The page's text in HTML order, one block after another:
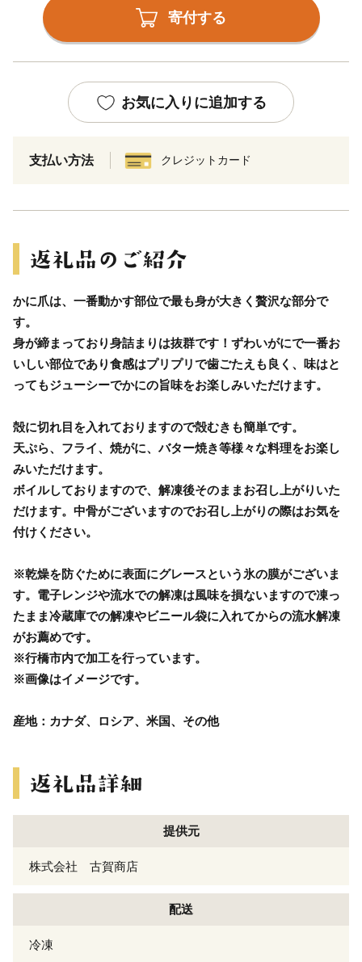
寄付する
お気に入りに追加する
支払い方法 クレジットカード
かに爪は、一番動かす部位で最も身が大きく贅沢な部分で
す。
身が締まっており身詰まりは抜群です！ずわいがにで一番お
いしい部位であり食感はプリプリで歯ごたえも良く、味はと
ってもジューシーでかにの旨味をお楽しみいただけます。
殻に切れ目を入れておりますので殻むきも簡単です。
天ぷら、フライ、焼がに、バター焼き等様々な料理をお楽し
みいただけます。
ボイルしておりますので、解凍後そのままお召し上がりいた
だけます。中骨がございますのでお召し上がりの際はお気を
付けください。
※乾燥を防ぐために表面にグレースという氷の膜がございま
す。電子レンジや流水での解凍は風味を損ないますので凍っ
たまま冷蔵庫での解凍やビニール袋に入れてからの流水解凍
がお薦めです。
※行橋市内で加工を行っています。
※画像はイメージです。
産地：カナダ、ロシア、米国、その他
提供元
株式会社 古賀商店
配送
冷凍